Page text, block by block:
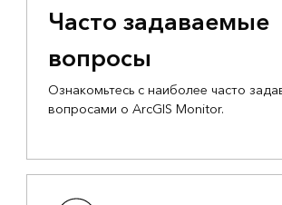
Часто задаваемые
вопросы
Ознакомьтесь с наиболее часто
вопросами о ArcGIS Monitor.